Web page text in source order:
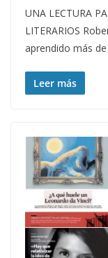
UNA LECTURA
LITERARIOS
aprendido más
Leer más